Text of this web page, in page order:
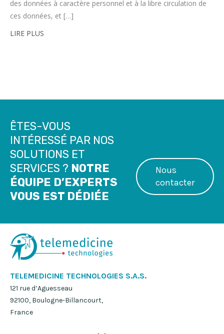
des données à caractère personnel et à la libre circulation de
ces données, et […]
LIRE PLUS
ÊTES-VOUS
INTÉRESSÉ PAR NOS
SOLUTIONS ET
SERVICES ? NOTRE
ÉQUIPE D’EXPERTS
VOUS EST DÉDIÉE
Nous
contacter
TELEMEDICINE TECHNOLOGIES S.A.S.
121 rue d’Aguesseau
92100, Boulogne-Billancourt,
France